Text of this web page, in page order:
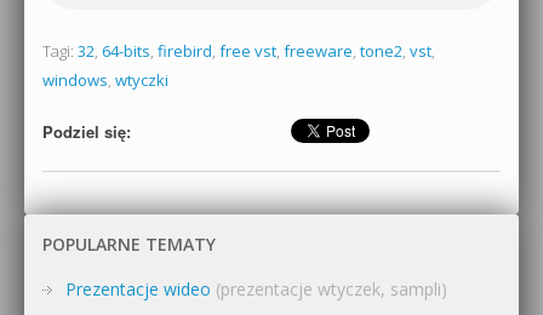
Tagi: 32, 64-bits, firebird, free vst, freeware, tone2, vst,
windows, wtyczki
Podziel się:
POPULARNE TEMATY
Prezentacje wideo (prezentacje wtyczek, sampli)